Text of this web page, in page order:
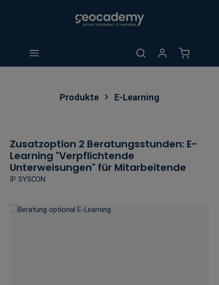
Produkte E-Learning
Zusatzoption 2 Beratungsstunden: E-
Learning "Verpflichtende
Unterweisungen" für Mitarbeitende
IP SYSCON
Bildergalerie überspringen